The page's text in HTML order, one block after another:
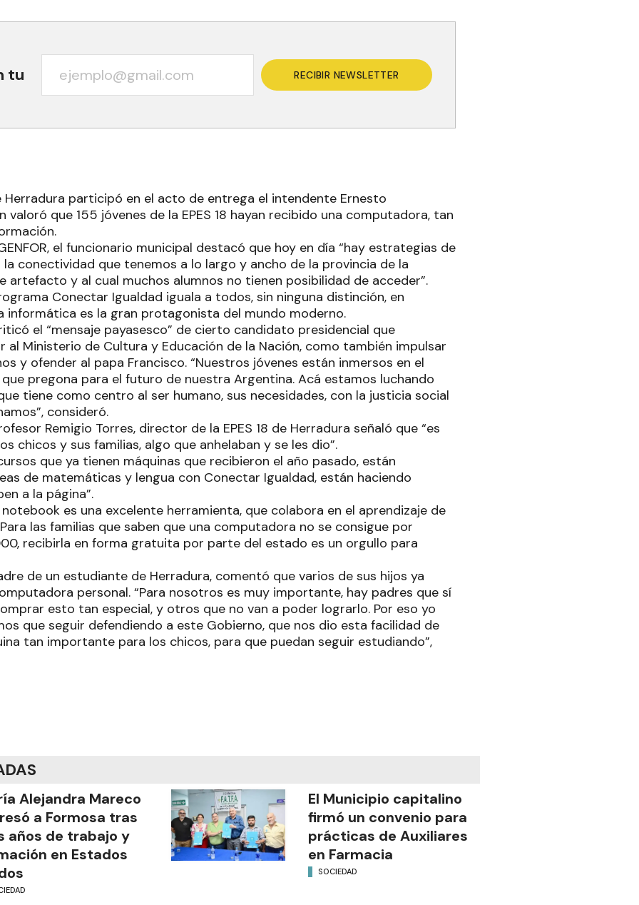
tu RECIBIR NEWSLETTER
Herradura participó en el acto de entrega el intendente Ernesto
valoró que 155 jóvenes de la EPES 18 hayan recibido una computadora, tan
el funcionario municipal destacó que hoy en día “hay estrategias de
conectividad que tenemos a lo largo y ancho de la provincia de la
artefacto y al cual muchos alumnos no tienen posibilidad de acceder”.
Conectar Igualdad iguala a todos, sin ninguna distinción, en
informática es la gran protagonista del mundo moderno.
el “mensaje payasesco” de cierto candidato presidencial que
al Ministerio de Cultura y Educación de la Nación, como también impulsar
y ofender al papa Francisco. “Nuestros jóvenes están inmersos en el
pregona para el futuro de nuestra Argentina. Acá estamos luchando
tiene como centro al ser humano, sus necesidades, con la justicia social
consideró.
Remigio Torres, director de la EPES 18 de Herradura señaló que “es
chicos y sus familias, algo que anhelaban y se les dio”.
que ya tienen máquinas que recibieron el año pasado, están
de matemáticas y lengua con Conectar Igualdad, están haciendo
a la página”.
es una excelente herramienta, que colabora en el aprendizaje de
las familias que saben que una computadora no se consigue por
recibirla en forma gratuita por parte del estado es un orgullo para
de un estudiante de Herradura, comentó que varios de sus hijos ya
personal. “Para nosotros es muy importante, hay padres que sí
esto tan especial, y otros que no van a poder lograrlo. Por eso yo
que seguir defendiendo a este Gobierno, que nos dio esta facilidad de
tan importante para los chicos, para que puedan seguir estudiando”,
Alejandra Mareco
a Formosa tras
años de trabajo y
en Estados
El Municipio capitalino
firmó un convenio para
prácticas de Auxiliares
en Farmacia
SOCIEDAD